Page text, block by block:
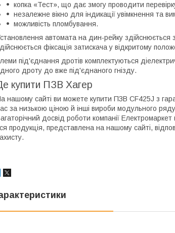
копка «Тест», що дає змогу проводити
незалежне вікно для індикації увімкнення та
можливість пломбування.
автомата на дин-рейку здійснюється
фіксація затискача у відкритому
під'єднання дротів комплектуються
дроту до вже під'єднаного гнізду.
купити ПЗВ Хагер
нашому сайті ви можете купити ПЗВ CF425J з
за низькою ціною й інші вироби модульного
досвід роботи компанії
продукція, представлена на нашому сайті,